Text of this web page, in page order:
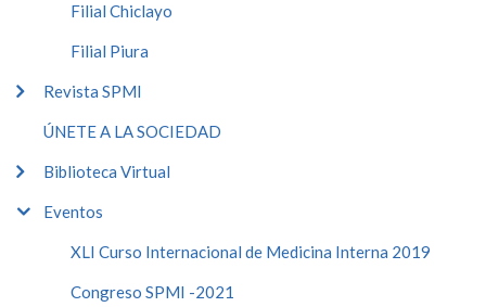
Filial Chiclayo
Filial Piura
Revista SPMI
ÚNETE A LA SOCIEDAD
Biblioteca Virtual
Eventos
XLI Curso Internacional de Medicina Interna 2019
Congreso SPMI -2021